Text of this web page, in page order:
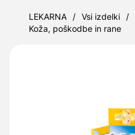
LEKARNA / Vsi izdelki /
Koža, poškodbe in rane